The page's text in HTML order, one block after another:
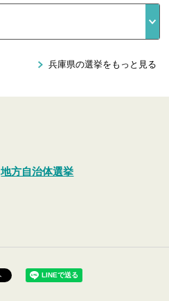
兵庫県の選挙をもっと見る
地方自治体選挙